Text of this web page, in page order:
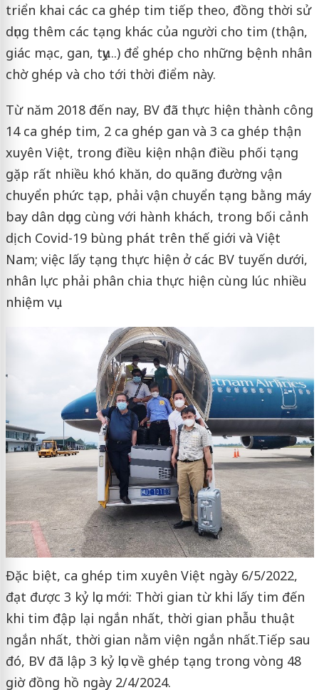
triển khai các ca ghép tim tiếp theo, đồng thời sử
dụng thêm các tạng khác của người cho tim (thận,
giác mạc, gan, tụy...) để ghép cho những bệnh nhân
chờ ghép và cho tới thời điểm này.
Từ năm 2018 đến nay, BV đã thực hiện thành công
14 ca ghép tim, 2 ca ghép gan và 3 ca ghép thận
xuyên Việt, trong điều kiện nhận điều phối tạng
gặp rất nhiều khó khăn, do quãng đường vận
chuyển phức tạp, phải vận chuyển tạng bằng máy
bay dân dụng cùng với hành khách, trong bối cảnh
dịch Covid-19 bùng phát trên thế giới và Việt
Nam; việc lấy tạng thực hiện ở các BV tuyến dưới,
nhân lực phải phân chia thực hiện cùng lúc nhiều
nhiệm vụ...
Đặc biệt, ca ghép tim xuyên Việt ngày 6/5/2022,
đạt được 3 kỷ lục mới: Thời gian từ khi lấy tim đến
khi tim đập lại ngắn nhất, thời gian phẫu thuật
ngắn nhất, thời gian nằm viện ngắn nhất.Tiếp sau
đó, BV đã lập 3 kỷ lục về ghép tạng trong vòng 48
giờ đồng hồ ngày 2/4/2024.